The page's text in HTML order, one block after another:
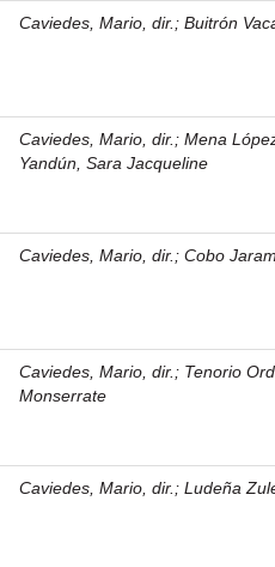
Caviedes, Mario, dir. ; Buitrón
Caviedes, Mario, dir. ; Mena
Yandún, Sara Jacqueline
Caviedes, Mario, dir. ; Cobo
Caviedes, Mario, dir. ; Tenorio
Monserrate
Caviedes, Mario, dir. ; Ludeña